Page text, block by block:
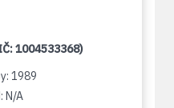
1004533368)
1989
N/A